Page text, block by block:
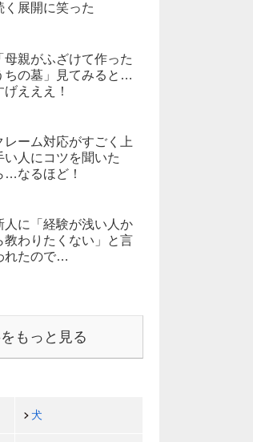
く展開に笑った
母親がふざけて作った
ちの墓」見てみると…
げえええ！
レーム対応がすごく上
い人にコツを聞いた
…なるほど！
人に「経験が浅い人か
教わりたくない」と言
れたので…
もっと見る
犬